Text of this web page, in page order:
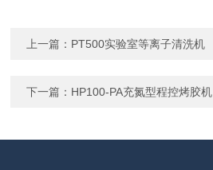
上一篇： PT500实验室等离子清洗机
下一篇： HP100-PA充氮型程控烤胶机